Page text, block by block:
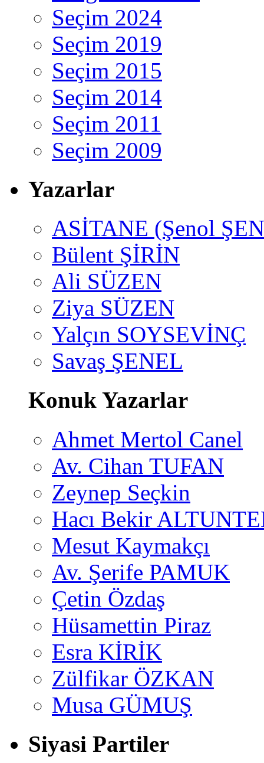
Seçim 2024
Seçim 2019
Seçim 2015
Seçim 2014
Seçim 2011
Seçim 2009
Yazarlar
ASİTANE (Şenol
Bülent ŞİRİN
Ali SÜZEN
Ziya SÜZEN
Yalçın SOYSEVİNÇ
Savaş ŞENEL
Konuk Yazarlar
Ahmet Mertol Canel
Av. Cihan TUFAN
Zeynep Seçkin
Hacı Bekir
Mesut Kaymakçı
Av. Şerife PAMUK
Çetin Özdaş
Hüsamettin Piraz
Esra KİRİK
Zülfikar ÖZKAN
Musa GÜMUŞ
Siyasi Partiler